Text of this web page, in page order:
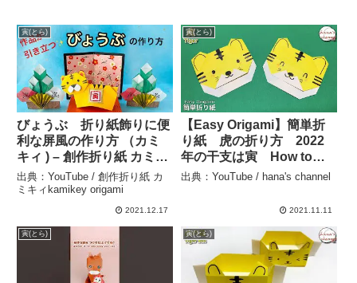
寅(とら)
びょうぶ 折り紙飾りに便
利な屏風の作り方 （カミ
キィ ) – 創作折り紙 カミキ
ィkamikey origami
出典：YouTube / 創作折り紙 カ
ミキィkamikey origami
2021.12.17
寅(とら)
【Easy Origami】簡単折
り紙 虎の折り方 2022
年の干支は寅 How to
make cute Tiger zodiac 색
十二生肖 虎 可愛い 動
出典：YouTube / hana's channel
2021.11.11
寅(とら) 寅(とら)